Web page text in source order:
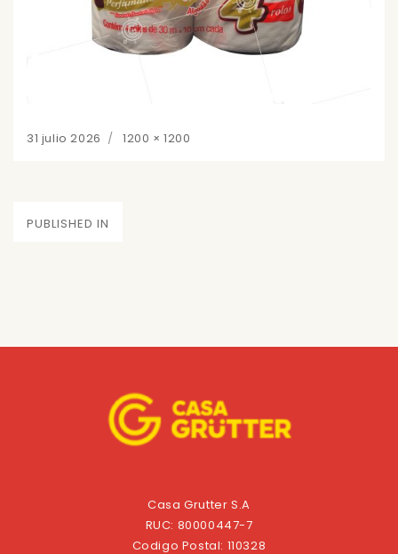
Posted
31 julio 2026
Full
1200 × 1200
Navegación
PUBLISHED IN
Casa Grutter S.A
RUC: 80000447-7
Codigo Postal: 110328